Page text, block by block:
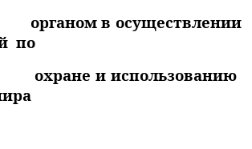
органом в осуществлении
по
охране и использованию